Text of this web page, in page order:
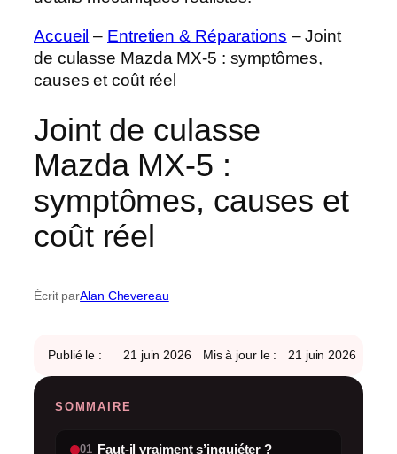
Accueil – Entretien & Réparations –Joint
de culasse Mazda MX-5 : symptômes,
causes et coût réel
Joint de culasse
Mazda MX-5 :
symptômes, causes et
coût réel
Écrit parAlan Chevereau
Publié le : 21 juin 2026 Mis à jour le : 21 juin 2026
SOMMAIRE
01 Faut-il vraiment s’inquiéter ?